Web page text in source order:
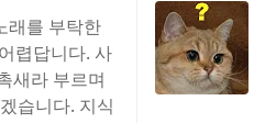
래를 부탁한
렵답니다. 사
새라 부르며
습니다. 지식